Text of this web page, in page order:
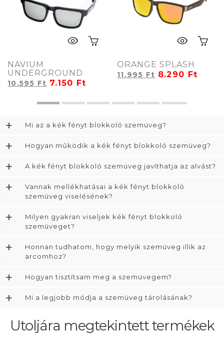
NAVIUM
UNDERGROUND
10.595 Ft 7.150 Ft
ORANGE SPLASH
11.995 Ft 8.290 Ft
+ Mi az a kék fényt blokkoló szemüveg?
+ Hogyan működik a kék fényt blokkoló szemüveg?
+ A kék fényt blokkoló szemüveg javíthatja az alvást?
+
Vannak mellékhatásai a kék fényt blokkoló
szemüveg viselésének?
+
Milyen gyakran viseljek kék fényt blokkoló
szemüveget?
+
Honnan tudhatom, hogy melyik szemüveg illik az
arcomhoz?
+ Hogyan tisztítsam meg a szemüvegem?
+ Mi a legjobb módja a szemüveg tárolásának?
Utoljára megtekintett termékek